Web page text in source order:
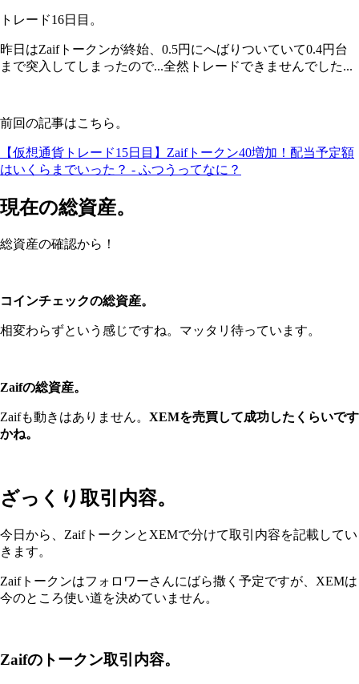
トレード16日目。
昨日はZaifトークンが終始、0.5円にへばりついていて0.4円台
まで突入してしまったので...全然トレードできませんでした...
前回の記事はこちら。
【仮想通貨トレード15日目】Zaifトークン40増加！配当予定額
はいくらまでいった？ - ふつうってなに？
現在の総資産。
総資産の確認から！
コインチェックの総資産。
相変わらずという感じですね。マッタリ待っています。
Zaifの総資産。
Zaifも動きはありません。 XEMを売買して成功したくらいです
かね。
ざっくり取引内容。
今日から、ZaifトークンとXEMで分けて取引内容を記載してい
きます。
Zaifトークンはフォロワーさんにばら撒く予定ですが、XEMは
今のところ使い道を決めていません。
Zaifのトークン取引内容。